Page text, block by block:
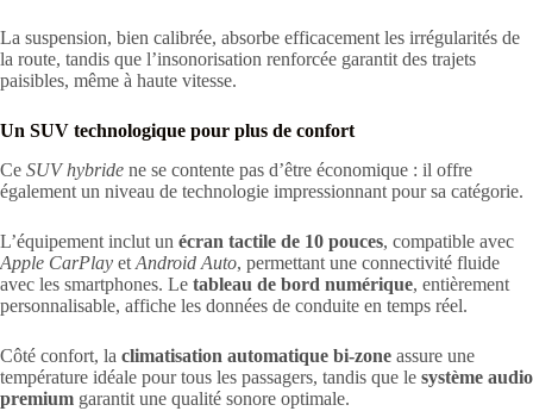
La suspension, bien calibrée, absorbe efficacement les irrégularités de
la route, tandis que l’insonorisation renforcée garantit des trajets
paisibles, même à haute vitesse.
Un SUV technologique pour plus de confort
Ce SUV hybride ne se contente pas d’être économique : il offre
également un niveau de technologie impressionnant pour sa catégorie.
L’équipement inclut un écran tactile de 10 pouces, compatible avec
Apple CarPlay et Android Auto, permettant une connectivité fluide
avec les smartphones. Le tableau de bord numérique, entièrement
personnalisable, affiche les données de conduite en temps réel.
Côté confort, la climatisation automatique bi-zone assure une
température idéale pour tous les passagers, tandis que le système audio
premium garantit une qualité sonore optimale.